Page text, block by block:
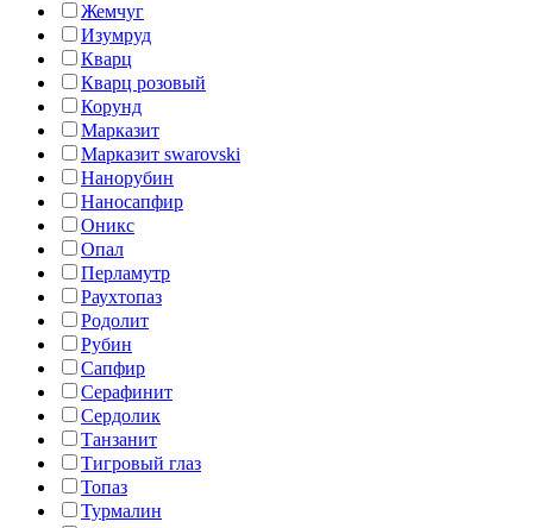
Жемчуг
Изумруд
Кварц
Кварц розовый
Корунд
Марказит
Марказит swarovski
Нанорубин
Наносапфир
Оникс
Опал
Перламутр
Раухтопаз
Родолит
Рубин
Сапфир
Серафинит
Сердолик
Танзанит
Тигровый глаз
Топаз
Турмалин